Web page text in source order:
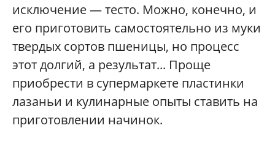
исключение — тесто. Можно, конечно, и
его приготовить самостоятельно из муки
твердых сортов пшеницы, но процесс
этот долгий, а результат... Проще
приобрести в супермаркете пластинки
лазаньи и кулинарные опыты ставить на
приготовлении начинок.